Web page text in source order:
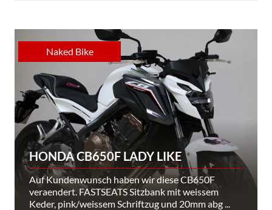
Naked Bike
HONDA CB650F LADY LIKE
Auf Kundenwunsch haben wir diese CB650F
veraendert. FASTSEATS Sitzbank mit weissem
Keder, pink/weissem Schriftzug und 20mm abg ...